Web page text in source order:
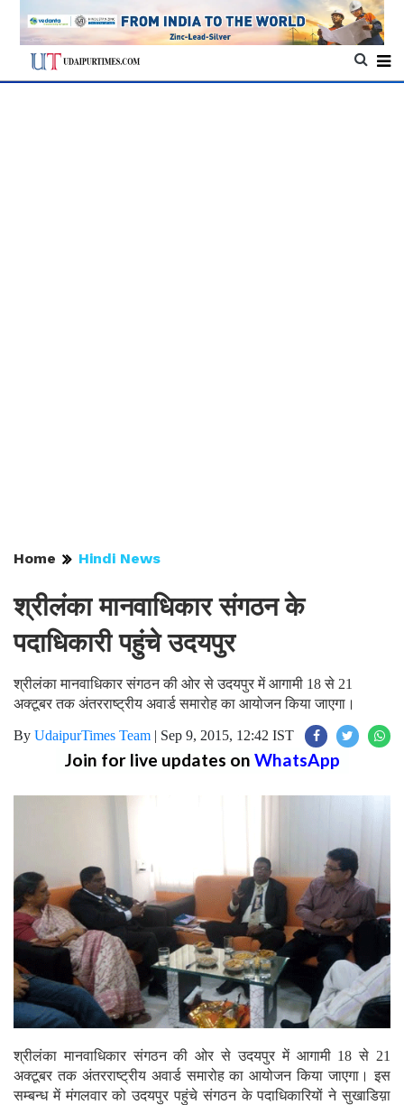
Home Hindi News
श्रीलंका मानवाधिकार संगठन के
पदाधिकारी पहुंचे उदयपुर
श्रीलंका मानवाधिकार संगठन की ओर से उदयपुर में आगामी 18 से 21
अक्टूबर तक अंतरराष्ट्रीय अवार्ड समारोह का आयोजन किया जाएगा।
By UdaipurTimes Team | Sep 9, 2015, 12:42 IST
Join for live updates on WhatsApp
श्रीलंका मानवाधिकार संगठन की ओर से उदयपुर में आगामी 18 से 21
अक्टूबर तक अंतरराष्ट्रीय अवार्ड समारोह का आयोजन किया जाएगा। इस
सम्बन्ध में मंगलवार को उदयपुर पहुंचे संगठन के पदाधिकारियों ने सुखाडिय़ा